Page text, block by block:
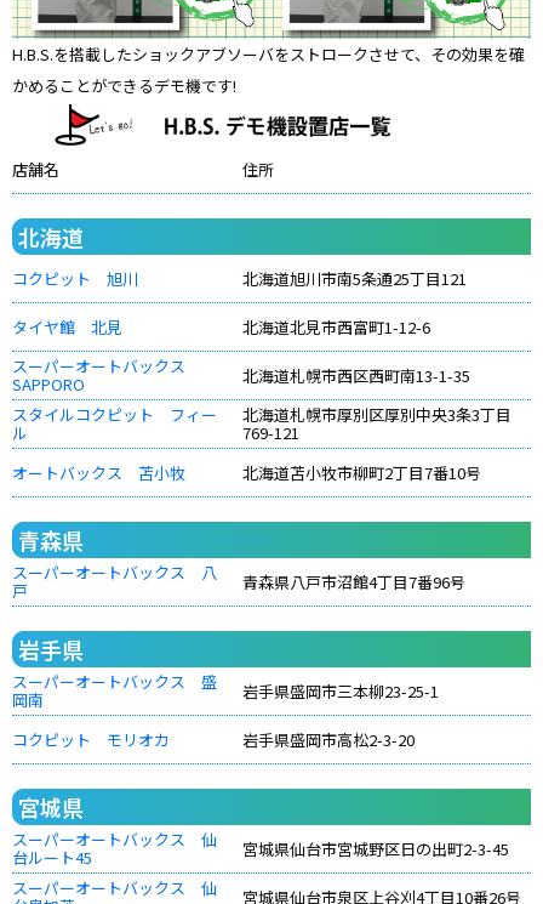
H.B.S.を搭載したショックアブソーバをストロークさせて、その効果を確
かめることができるデモ機です!
店舗名 住所
北海道
コクピット 旭川 北海道旭川市南5条通25丁目121
タイヤ館 北見
北海道北見市西富町1-12-6
スーパーオートバックス
SAPPORO
北海道札幌市西区西町南13-1-35
スタイルコクピット フィー
ル
北海道札幌市厚別区厚別中央3条3丁目
769-121
オートバックス 苫小牧
北海道苫小牧市柳町2丁目7番10号
青森県
スーパーオートバックス 八
戸 青森県八戸市沼館4丁目7番96号
岩手県
スーパーオートバックス 盛
岡南 岩手県盛岡市三本柳23-25-1
コクピット モリオカ 岩手県盛岡市高松2-3-20
宮城県
スーパーオートバックス 仙
台ルート45
宮城県仙台市宮城野区日の出町2-3-45
スーパーオートバックス 仙
宮城県仙台市泉区上谷刈4丁目10番26号